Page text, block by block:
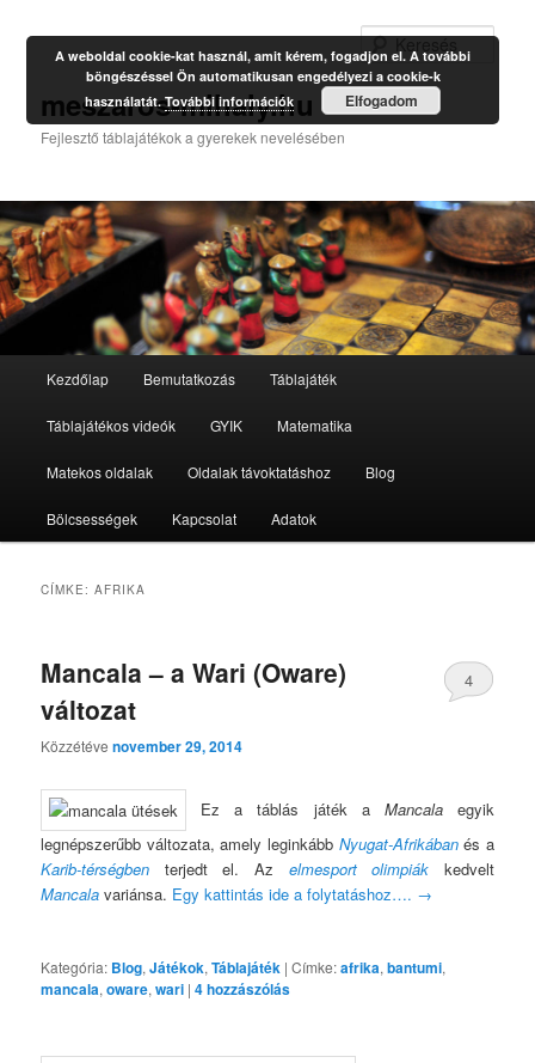
meszaros-mihaly.hu
Fejlesztő táblajátékok a gyerekek nevelésében
Tovább
az
elsődleges
tartalomra
Tovább
a
másodlagos
tartalomra
Kezdőlap Bemutatkozás Táblajáték
Táblajátékos videók GYIK Matematika
Matekos oldalak Oldalak távoktatáshoz Blog
Bölcsességek Kapcsolat Adatok
CÍMKE:AFRIKA
Mancala – a Wari (Oware)
változat
Közzétévenovember 29, 2014
4
Ez a táblás játék a Mancalaegyik
legnépszerűbb változata, amely leginkább Nyugat-Afrikában és a
Karib-térségben terjedt el. Az elmesport olimpiák kedvelt
Mancala variánsa. Egy kattintás ide a folytatáshoz…. →
Kategória: Blog,Játékok,Táblajáték |Címke:afrika,bantumi,
mancala,oware,wari |4hozzászólás
A weboldal cookie-kat használ, amit kérem, fogadjon el. A további
böngészéssel Ön automatikusan engedélyezi a cookie-k
használatát.További információk Elfogadom